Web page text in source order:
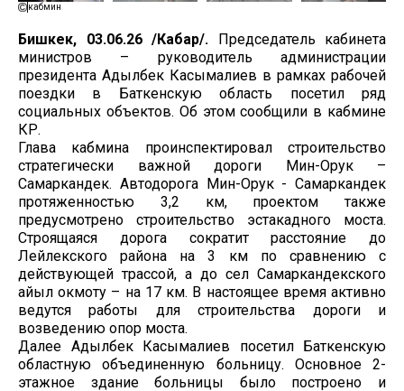
кабмин
Бишкек, 03.06.26 /Кабар/. Председатель кабинета
министров – руководитель администрации
президента Адылбек Касымалиев в рамках рабочей
поездки в Баткенскую область посетил ряд
социальных объектов. Об этом сообщили в кабмине
КР.
Глава кабмина проинспектировал строительство
стратегически важной дороги Мин-Орук –
Самаркандек. Автодорога Мин-Орук - Самаркандек
протяженностью 3,2 км, проектом также
предусмотрено строительство эстакадного моста.
Строящаяся дорога сократит расстояние до
Лейлекского района на 3 км по сравнению с
действующей трассой, а до сел Самаркандекского
айыл окмоту – на 17 км. В настоящее время активно
ведутся работы для строительства дороги и
возведению опор моста.
Далее Адылбек Касымалиев посетил Баткенскую
областную объединенную больницу. Основное 2-
этажное здание больницы было построено и